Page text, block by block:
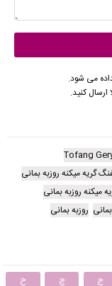
می شود.
کنید.
Tofang
گریه میکنه روزبه بمانی
میکنه روزبه بمانی
روزبه بمانی
ج چ
ح